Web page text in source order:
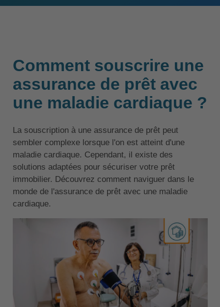
Comment souscrire une
assurance de prêt avec
une maladie cardiaque ?
La souscription à une assurance de prêt peut
sembler complexe lorsque l'on est atteint d'une
maladie cardiaque. Cependant, il existe des
solutions adaptées pour sécuriser votre prêt
immobilier. Découvrez comment naviguer dans le
monde de l'assurance de prêt avec une maladie
cardiaque.